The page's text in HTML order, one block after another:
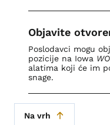
Objavite
Poslodavci mogu
pozicije na Iowa
alatima koji će im
snage.
Na vrh